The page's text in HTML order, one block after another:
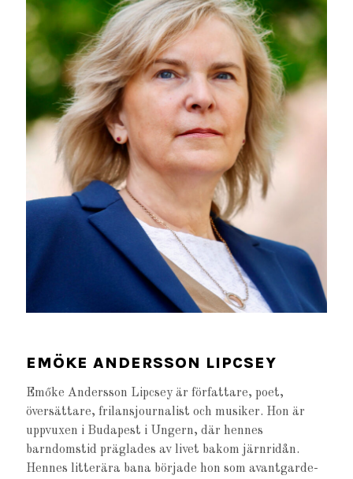
EMÖKE ANDERSSON LIPCSEY
Emőke Andersson Lipcsey är författare, poet,
översättare, frilansjournalist och musiker. Hon är
uppvuxen i Budapest i Ungern, där hennes
barndomstid präglades av livet bakom järnridån.
Hennes litterära bana började hon som avantgarde-